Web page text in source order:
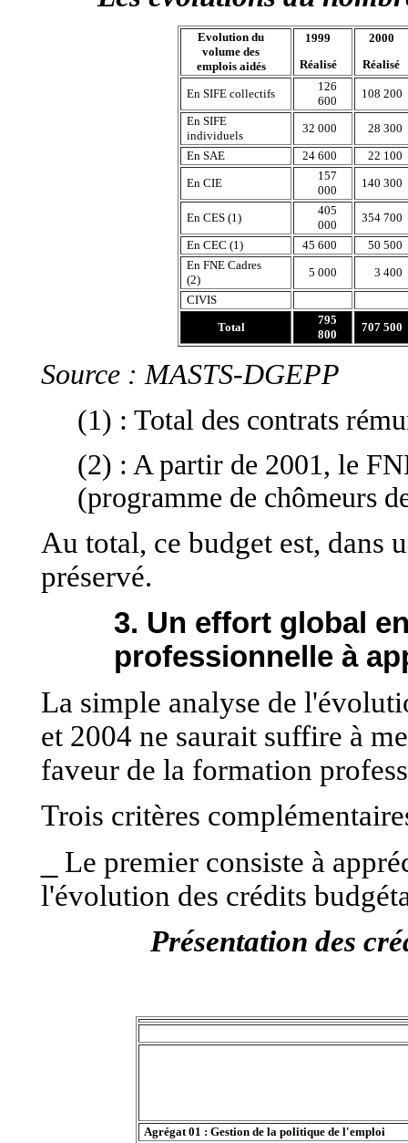
Evolution du
volume des
emplois aidés
1999
Réalisé
2000
Réalisé
En SIFE collectifs
126
600
108 200
En SIFE
individuels
32 000
28 300
En SAE
24 600
22 100
En CIE
157
000
140 300
En CES (1)
405
000
354 700
En CEC (1)
45 600
50 500
En FNE Cadres
(2)
5 000
3 400
CIVIS
Total
795
800
707 500
Source : MASTS-DGEPP
(1) : Total des contrats
(2) : A partir de 2001, le
(programme de chômeurs
Au total, ce budget est, dans
préservé.
3. Un effort global
professionnelle à
La simple analyse de
et 2004 ne saurait suffire à
faveur de la formation
Trois critères
Le premier consiste à
l'évolution des crédits
Présentation des
Agrégat 01 : Gestion de la politique de l'emploi